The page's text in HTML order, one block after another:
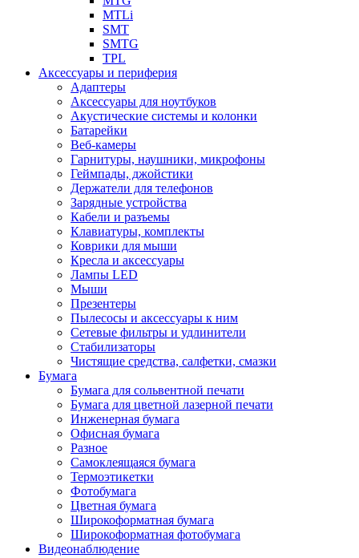
MTLi
SMT
SMTG
TPL
Аксессуары и периферия
Адаптеры
Аксессуары для ноутбуков
Акустические системы и колонки
Батарейки
Веб-камеры
Гарнитуры, наушники, микрофоны
Геймпады, джойстики
Держатели для телефонов
Зарядные устройства
Кабели и разъемы
Клавиатуры, комплекты
Коврики для мыши
Кресла и аксессуары
Лампы LED
Мыши
Презентеры
Пылесосы и аксессуары к ним
Сетевые фильтры и удлинители
Стабилизаторы
Чистящие средства, салфетки, смазки
Бумага
Бумага для сольвентной печати
Бумага для цветной лазерной печати
Инженерная бумага
Офисная бумага
Разное
Самоклеящаяся бумага
Термоэтикетки
Фотобумага
Цветная бумага
Широкоформатная бумага
Широкоформатная фотобумага
Видеонаблюдение